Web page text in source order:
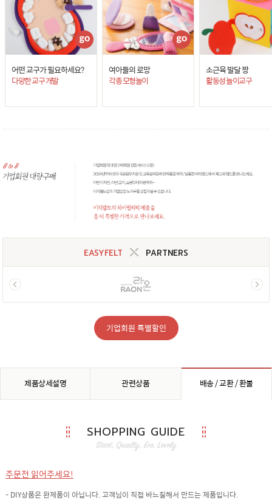
어떤 교구가 필요하세요?
다양한 교구 개발
여아들의 로망
각종 모형놀이
소근육 발달 짱
활동성 놀이교구
EASYFELT PARTNERS
기업회원 특별할인
제품상세설명 관련상품 배송 / 교환 / 환불
SHOPPING GUIDE
주문전 읽어주세요!
- DIY상품은 완제품이 아닙니다. 고객님이 직접 바느질해서 만드는 제품입니다.